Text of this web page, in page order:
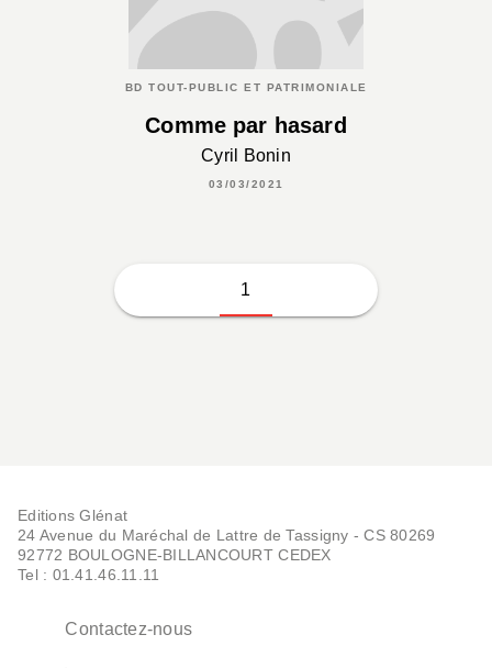
BD TOUT-PUBLIC ET PATRIMONIALE
Comme par hasard
Cyril Bonin
03/03/2021
1
Editions Glénat
24 Avenue du Maréchal de Lattre de Tassigny - CS 80269
92772 BOULOGNE-BILLANCOURT CEDEX
Tel : 01.41.46.11.11
Contactez-nous